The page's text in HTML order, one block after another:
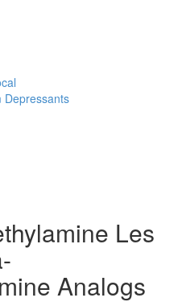
Depressants
Les
Analogs